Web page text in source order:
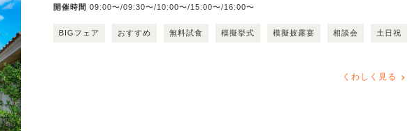
開催時間 09:00〜/09:30〜/10:00〜/15:00〜/16:00〜
BIGフェア おすすめ 無料試食 模擬挙式 模擬披露宴 相談会 土日祝
くわしく見る